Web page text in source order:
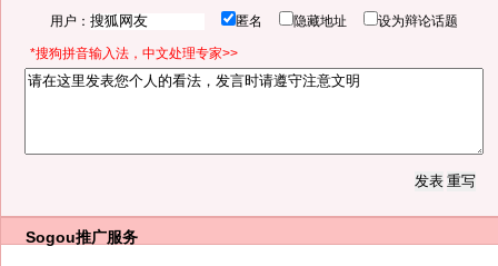
用户： 匿名 隐藏地址 设为辩论话题
*搜狗拼音输入法，中文处理专家>>
Sogou推广服务